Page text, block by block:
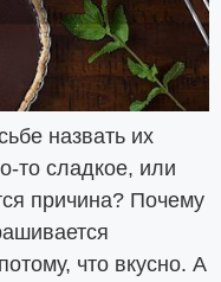
назвать их
то сладкое, или
причина? Почему
что вкусно. А